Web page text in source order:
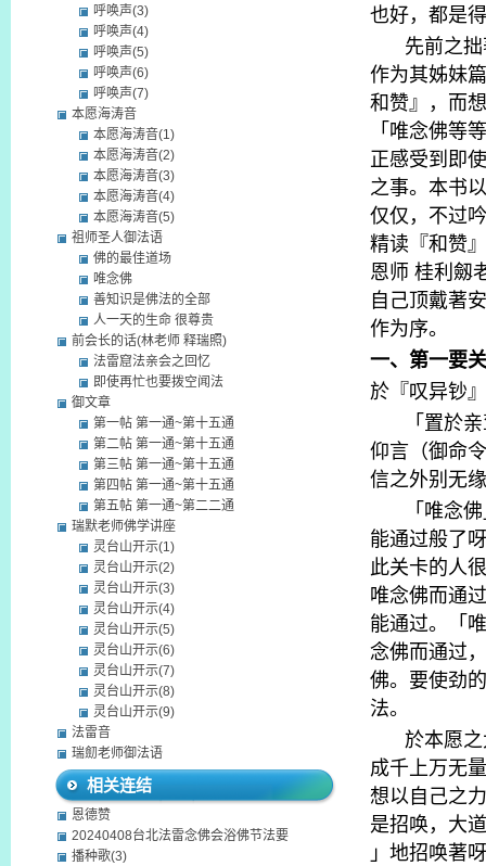
也好，都是
先前之
作为其姊妹
和赞』，而
「唯念佛等
正感受到即
之事。本书
仅仅，不过
精读『和赞
恩师 桂利劔
自己顶戴著
作为序。
一、第一要关
於『叹异钞
「置於
仰言（御命
信之外别无
「唯念
能通过般了
此关卡的人
唯念佛而通
能通过。「
念佛而通过
佛。要使劲
法。
於本愿
成千上万无
想以自己之
是招唤，大
」地招唤著
呼唤声(3)
呼唤声(4)
呼唤声(5)
呼唤声(6)
呼唤声(7)
本愿海涛音
本愿海涛音(1)
本愿海涛音(2)
本愿海涛音(3)
本愿海涛音(4)
本愿海涛音(5)
祖师圣人御法语
佛的最佳道场
唯念佛
善知识是佛法的全部
人一天的生命 很尊贵
前会长的话(林老师 释瑞照)
法雷窟法亲会之回忆
即使再忙也要拨空闻法
御文章
第一帖 第一通~第十五通
第二帖 第一通~第十五通
第三帖 第一通~第十五通
第四帖 第一通~第十五通
第五帖 第一通~第二二通
瑞默老师佛学讲座
灵台山开示(1)
灵台山开示(2)
灵台山开示(3)
灵台山开示(4)
灵台山开示(5)
灵台山开示(6)
灵台山开示(7)
灵台山开示(8)
灵台山开示(9)
法雷音
瑞劎老师御法语
相关连结
恩德赞
20240408台北法雷念佛会浴佛节法要
播种歌(3)